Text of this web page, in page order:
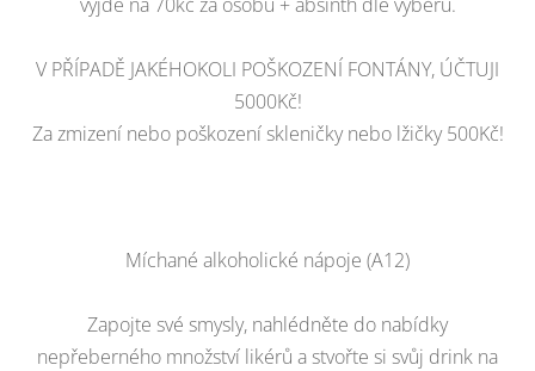
V PŘÍPADĚ JAKÉHOKOLI POŠKOZENÍ FONTÁNY, ÚČTUJI
5000Kč!
Za zmizení nebo poškození skleničky nebo lžičky 500Kč!
Míchané alkoholické nápoje (A12)
Zapojte své smysly, nahlédněte do nabídky
nepřeberného množství likérů a stvořte si svůj drink na